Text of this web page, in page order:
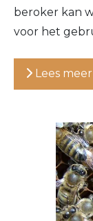
beroker kan
voor het
Lees